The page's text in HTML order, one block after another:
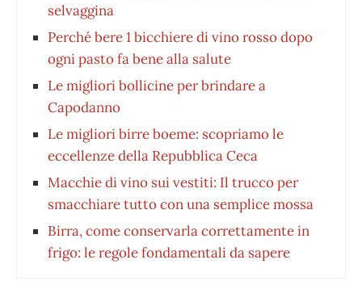
selvaggina
Perché bere 1 bicchiere di vino rosso dopo
ogni pasto fa bene alla salute
Le migliori bollicine per brindare a
Capodanno
Le migliori birre boeme: scopriamo le
eccellenze della Repubblica Ceca
Macchie di vino sui vestiti: Il trucco per
smacchiare tutto con una semplice mossa
Birra, come conservarla correttamente in
frigo: le regole fondamentali da sapere